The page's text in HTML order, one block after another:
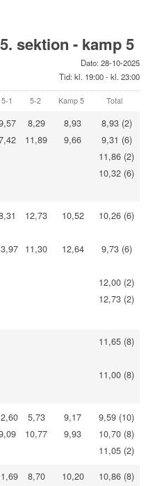
sektion - kamp 5
Dato: 28-10-2025
Tid: kl. 19:00 - kl. 23:00
5-1 5-2 Kamp 5 Total
8,29 8,93
8,93 (2)
11,89 9,66
9,31 (6)
11,86 (2)
10,32 (6)
12,73 10,52 10,26 (6)
11,30 12,64 9,73 (6)
12,00 (2)
12,73 (2)
11,65 (8)
11,00 (8)
5,73 9,17
9,59 (10)
10,77 9,93
10,70 (8)
11,05 (2)
8,70 10,20 10,86 (8)